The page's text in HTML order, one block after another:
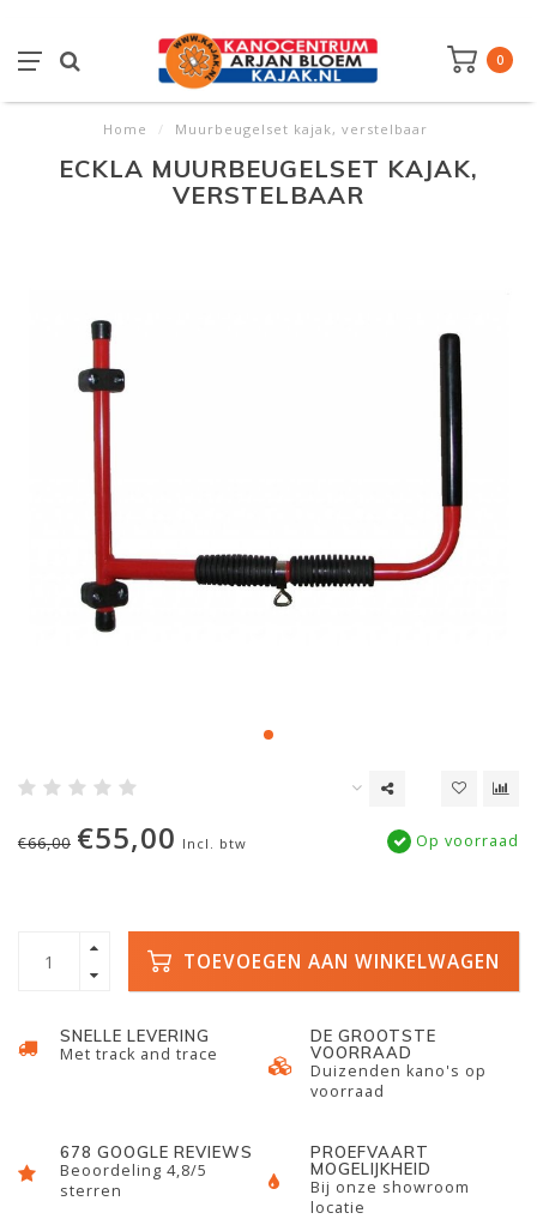
0
Home / Muurbeugelset kajak, verstelbaar
ECKLA MUURBEUGELSET KAJAK,
VERSTELBAAR
€66,00 €55,00 Incl. btw Op voorraad
TOEVOEGEN AAN WINKELWAGEN
SNELLE LEVERING
Met track and trace
DE GROOTSTE
VOORRAAD
Duizenden kano's op
voorraad
678 GOOGLE REVIEWS
Beoordeling 4,8/5
sterren
PROEFVAART
MOGELIJKHEID
Bij onze showroom
locatie